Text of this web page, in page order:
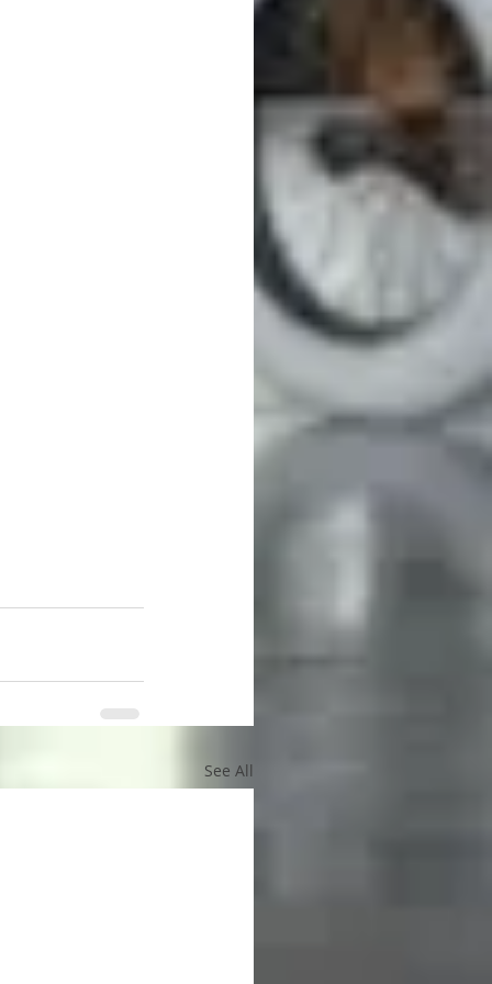
See All